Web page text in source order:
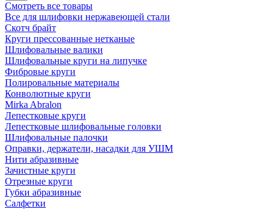
Смотреть все товары
Все для шлифовки нержавеющей стали
Скотч брайт
Круги прессованные нетканые
Шлифовальные валики
Шлифовальные круги на липучке
Фибровые круги
Полировальные материалы
Конволютные круги
Mirka Abralon
Лепестковые круги
Лепестковые шлифовальные головки
Шлифовальные палочки
Оправки, держатели, насадки для УШМ
Нити абразивные
Зачистные круги
Отрезные круги
Губки абразивные
Салфетки